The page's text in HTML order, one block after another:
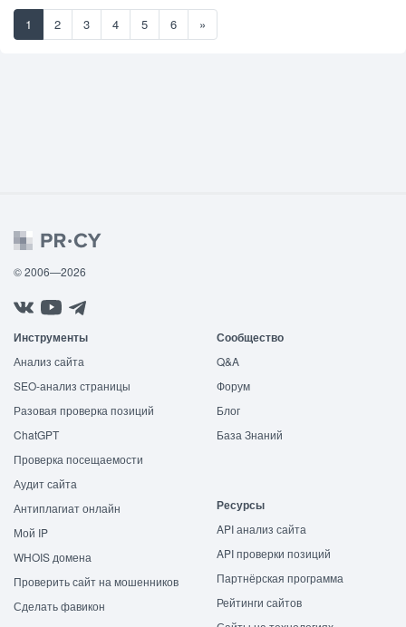
1 2 3 4 5 6 »
© 2006—2026
Инструменты
Анализ сайта
SEO-анализ страницы
Разовая проверка позиций
ChatGPT
Проверка посещаемости
Аудит сайта
Антиплагиат онлайн
Мой IP
WHOIS домена
Проверить сайт на мошенников
Сделать фавикон
Сообщество
Q&A
Форум
Блог
База Знаний
Ресурсы
API анализ сайта
API проверки позиций
Партнёрская программа
Рейтинги сайтов